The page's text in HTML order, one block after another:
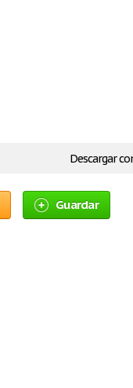
Descargar
Guardar